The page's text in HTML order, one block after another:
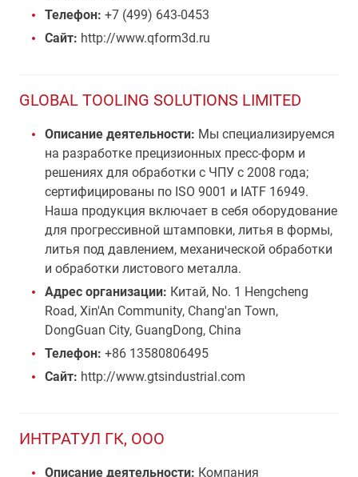
Телефон: +7 (499) 643-0453
Сайт: http://www.qform3d.ru
GLOBAL TOOLING SOLUTIONS LIMITED
Описание деятельности: Мы специализируемся
на разработке прецизионных пресс-форм и
решениях для обработки с ЧПУ с 2008 года;
сертифицированы по ISO 9001 и IATF 16949.
Наша продукция включает в себя оборудование
для прогрессивной штамповки, литья в формы,
литья под давлением, механической обработки
и обработки листового металла.
Адрес организации: Китай, No. 1 Hengcheng
Road, Xin'An Community, Chang'an Town,
DongGuan City, GuangDong, China
Телефон: +86 13580806495
Сайт: http://www.gtsindustrial.com
ИНТРАТУЛ ГК, ООО
Описание деятельности: Компания